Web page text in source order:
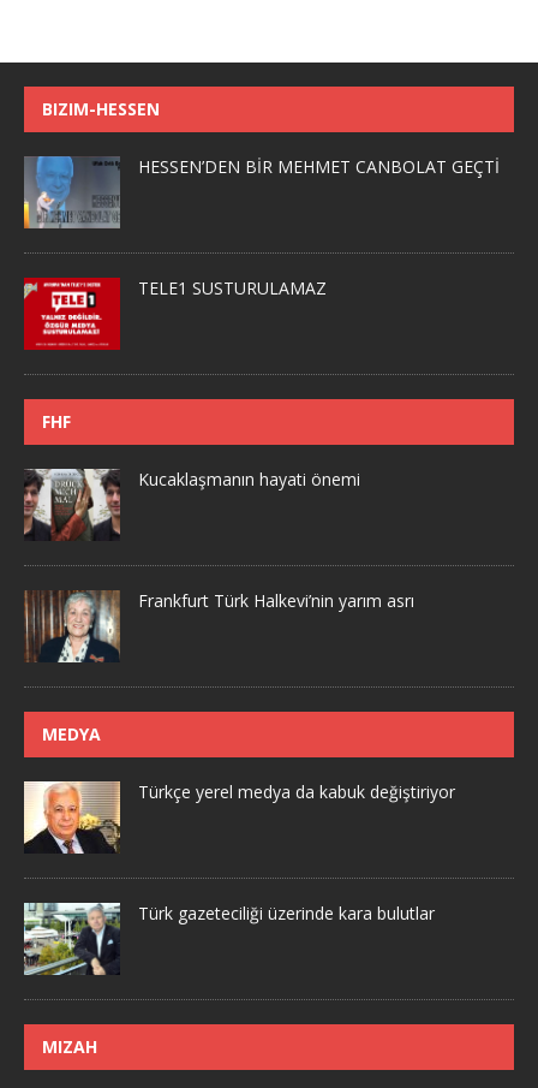
BIZIM-HESSEN
HESSEN’DEN BİR MEHMET CANBOLAT GEÇTİ
TELE1 SUSTURULAMAZ
FHF
Kucaklaşmanın hayati önemi
Frankfurt Türk Halkevi’nin yarım asrı
MEDYA
Türkçe yerel medya da kabuk değiştiriyor
Türk gazeteciliği üzerinde kara bulutlar
MIZAH